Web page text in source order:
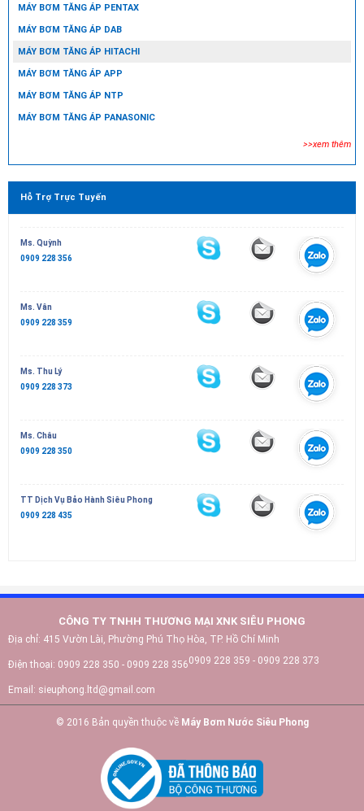
MÁY BƠM TĂNG ÁP PENTAX
MÁY BƠM TĂNG ÁP DAB
MÁY BƠM TĂNG ÁP HITACHI
MÁY BƠM TĂNG ÁP APP
MÁY BƠM TĂNG ÁP NTP
MÁY BƠM TĂNG ÁP PANASONIC
>>xem thêm
Hỗ Trợ Trực Tuyến
Ms. Quỳnh
0909 228 356
Ms. Vân
0909 228 359
Ms. Thu Lý
0909 228 373
Ms. Châu
0909 228 350
TT Dịch Vụ Bảo Hành Siêu Phong
0909 228 435
CÔNG TY TNHH THƯƠNG MẠI XNK SIÊU PHONG
Địa chỉ: 415 Vườn Lài, Phường Phú Thọ Hòa, TP. Hồ Chí Minh
Điện thoại: 0909 228 350 - 0909 228 3560909 228 359 - 0909 228 373
Email: sieuphong.ltd@gmail.com
© 2016 Bản quyền thuộc về Máy Bơm Nước Siêu Phong